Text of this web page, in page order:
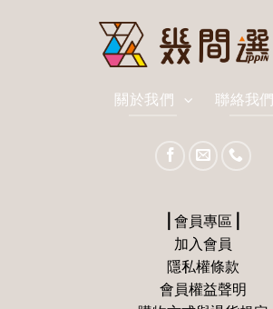
關於我們 聯絡我們
⎪會員專區⎪
加入會員
隱私權條款
會員權益聲明